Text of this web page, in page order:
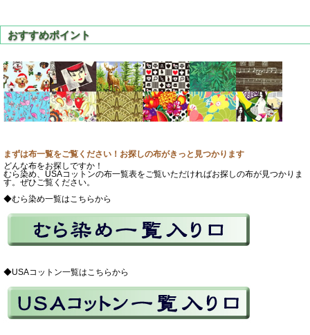
まずは布一覧をご覧ください！お探しの布がきっと見つかります
どんな布をお探しですか！
むら染め、USAコットンの布一覧表をご覧いただければお探しの布が見つかりま
す。ぜひご覧ください。
◆むら染め一覧はこちらから
◆USAコットン一覧はこちらから